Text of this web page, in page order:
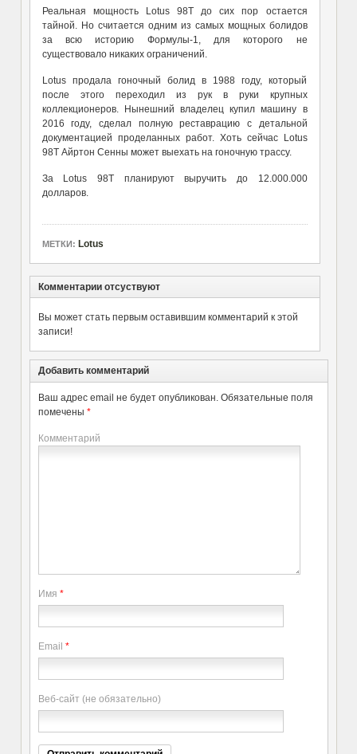
Реальная мощность
Lotus 98T до сих пор остается
тайной. Но считается одним из самых мощных болидов
за всю историю Формулы-1, для которого не
существовало никаких ограничений.
Lotus продала гоночный болид в 1988 году, который
после этого переходил из рук в руки крупных
коллекционеров. Нынешний владелец купил машину в
2016 году, сделал полную реставрацию с детальной
документацией проделанных работ. Хоть сейчас
Lotus
98T Айртон Сенны может выехать на гоночную трассу.
За Lotus 98T планируют выручить до 12.000.000
долларов.
МЕТКИ: Lotus
Комментарии отсуствуют
Вы может стать первым оставившим комментарий к этой
записи!
Добавить комментарий
Ваш адрес email не будет опубликован. Обязательные поля
помечены *
Комментарий
Имя *
Email *
Веб-сайт (не обязательно)